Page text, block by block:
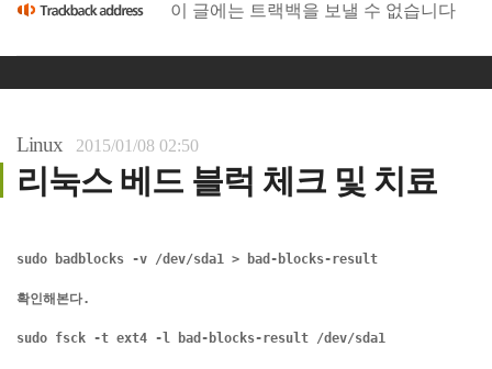
이 글에는 트랙백을 보낼 수 없습니다
Linux 2015/01/08 02:50
리눅스 베드 블럭 체크 및 치료
sudo badblocks -v /dev/sda1 > bad-blocks-result
확인해본다.
sudo fsck -t ext4 -l bad-blocks-result /dev/sda1